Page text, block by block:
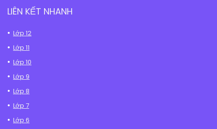
LIÊN KẾT NHANH
Lớp 12
Lớp 11
Lớp 10
Lớp 9
Lớp 8
Lớp 7
Lớp 6